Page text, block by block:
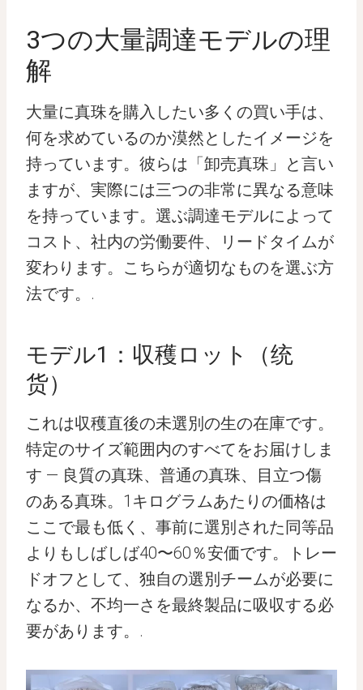
3つの大量調達モデルの理
解
大量に真珠を購入したい多くの買い手は、
何を求めているのか漠然としたイメージを
持っています。彼らは「卸売真珠」と言い
ますが、実際には三つの非常に異なる意味
を持っています。選ぶ調達モデルによって
コスト、社内の労働要件、リードタイムが
変わります。こちらが適切なものを選ぶ方
法です。.
モデル1：収穫ロット（统
货）
これは収穫直後の未選別の生の在庫です。
特定のサイズ範囲内のすべてをお届けしま
す — 良質の真珠、普通の真珠、目立つ傷
のある真珠。1キログラムあたりの価格は
ここで最も低く、事前に選別された同等品
よりもしばしば40〜60％安価です。トレー
ドオフとして、独自の選別チームが必要に
なるか、不均一さを最終製品に吸収する必
要があります。.